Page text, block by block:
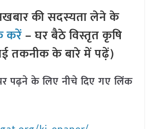
की सदस्यता लेने के
करें– घर बैठे विस्तृत कृषि
तकनीक के बारे में पढ़ें)
पढ़ने के लिए नीचे दिए गए लिंक